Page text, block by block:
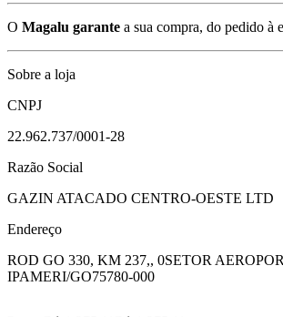
O Magalu garante a sua compra, do pedido à
Sobre a loja
CNPJ
22.962.737/0001-28
Razão Social
GAZIN ATACADO CENTRO-OESTE LTD
Endereço
ROD GO 330, KM 237,, 0SETOR
IPAMERI/GO75780-000